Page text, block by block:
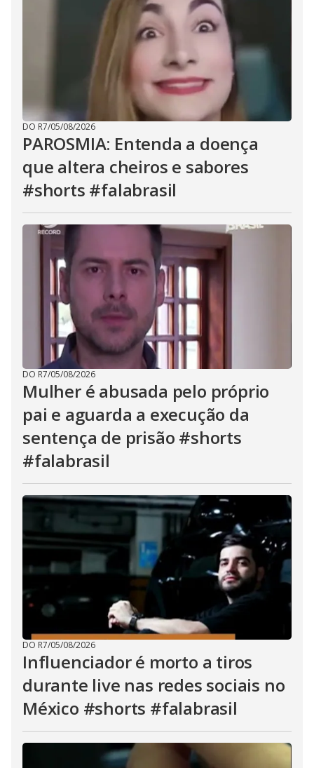
DO R7/05/08/2026
PAROSMIA: Entenda a doença
que altera cheiros e sabores
#shorts #falabrasil
DO R7/05/08/2026
Mulher é abusada pelo próprio
pai e aguarda a execução da
sentença de prisão #shorts
#falabrasil
DO R7/05/08/2026
Influenciador é morto a tiros
durante live nas redes sociais no
México #shorts #falabrasil